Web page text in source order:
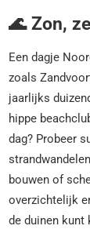
🌊 Zon,
Een dagje
zoals
jaarlijks
hippe
dag? Probeer
bouwen of
overzichtelijk
de duinen kunt